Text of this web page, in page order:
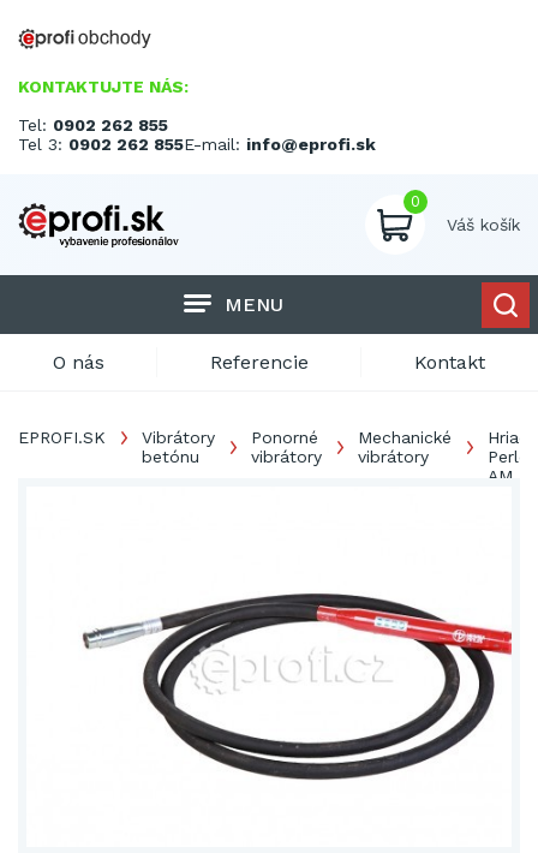
KONTAKTUJTE NÁS:
Tel: 0902 262 855
Tel 3: 0902 262 855E-mail: info@eprofi.sk
0
Váš košík
MENU
O nás Referencie Kontakt
EPROFI.SK
Vibrátory
betónu
Ponorné
vibrátory
Mechanické
vibrátory
Perles
AM